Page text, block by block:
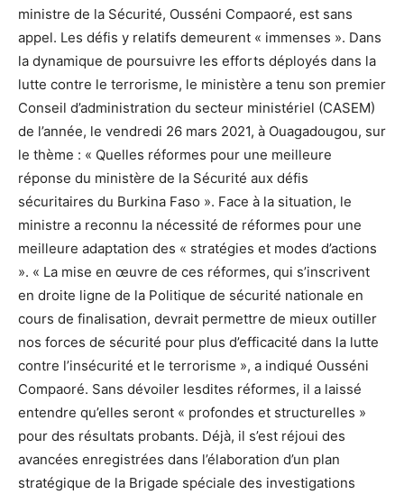
ministre de la Sécurité, Ousséni Compaoré, est sans
appel. Les défis y relatifs demeurent « immenses ». Dans
la dynamique de poursuivre les efforts déployés dans la
lutte contre le terrorisme, le ministère a tenu son premier
Conseil d’administration du secteur ministériel (CASEM)
de l’année, le vendredi 26 mars 2021, à Ouagadougou, sur
le thème : « Quelles réformes pour une meilleure
réponse du ministère de la Sécurité aux défis
sécuritaires du Burkina Faso ». Face à la situation, le
ministre a reconnu la nécessité de réformes pour une
meilleure adaptation des « stratégies et modes d’actions
». « La mise en œuvre de ces réformes, qui s’inscrivent
en droite ligne de la Politique de sécurité nationale en
cours de finalisation, devrait permettre de mieux outiller
nos forces de sécurité pour plus d’efficacité dans la lutte
contre l’insécurité et le terrorisme », a indiqué Ousséni
Compaoré. Sans dévoiler lesdites réformes, il a laissé
entendre qu’elles seront « profondes et structurelles »
pour des résultats probants. Déjà, il s’est réjoui des
avancées enregistrées dans l’élaboration d’un plan
stratégique de la Brigade spéciale des investigations